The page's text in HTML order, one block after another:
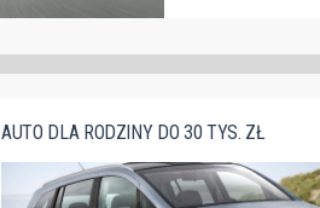
AUTO DLA RODZINY DO 30 TYS. ZŁ